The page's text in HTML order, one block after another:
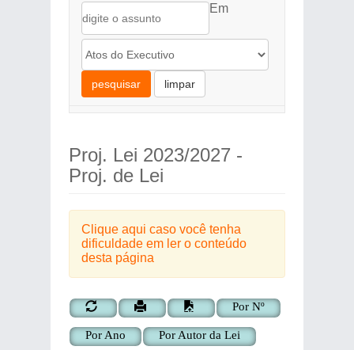
Em
pesquisar limpar
Proj. Lei 2023/2027 -
Proj. de Lei
Clique aqui caso você tenha
dificuldade em ler o conteúdo
desta página
Por Nº
Por Ano Por Autor da Lei